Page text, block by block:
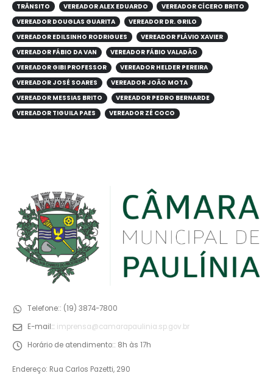
TRÂNSITO
VEREADOR ALEX EDUARDO
VEREADOR CÍCERO BRITO
VEREADOR DOUGLAS GUARITA
VEREADOR DR. GRILO
VEREADOR EDILSINHO RODRIGUES
VEREADOR FLÁVIO XAVIER
VEREADOR FÁBIO DA VAN
VEREADOR FÁBIO VALADÃO
VEREADOR GIBI PROFESSOR
VEREADOR HELDER PEREIRA
VEREADOR JOSÉ SOARES
VEREADOR JOÃO MOTA
VEREADOR MESSIAS BRITO
VEREADOR PEDRO BERNARDE
VEREADOR TIGUILA PAES
VEREADOR ZÉ COCO
Telefone:: (19) 3874-7800
E-mail:: imprensa@camarapaulinia.sp.gov.br
Horário de atendimento:: 8h às 17h
Endereço: Rua Carlos Pazetti, 290